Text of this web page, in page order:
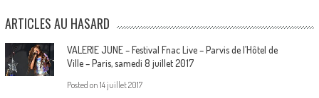
ARTICLES AU HASARD
VALERIE JUNE – Festival Fnac Live – Parvis de l’Hôtel de
Ville – Paris, samedi 8 juillet 2017
Posted on 14 juillet 2017